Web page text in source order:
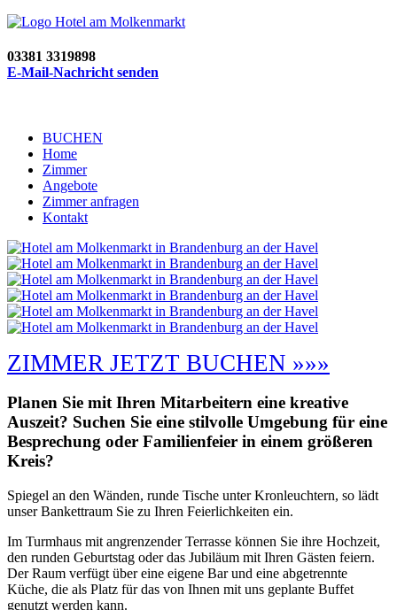
03381 3319898
E-Mail-Nachricht senden
BUCHEN
Home
Zimmer
Angebote
Zimmer anfragen
Kontakt
ZIMMER JETZT BUCHEN »»»
Planen Sie mit Ihren Mitarbeitern eine kreative
Auszeit? Suchen Sie eine stilvolle Umgebung für eine
Besprechung oder Familienfeier in einem größeren
Kreis?
Spiegel an den Wänden, runde Tische unter Kronleuchtern, so lädt
unser Bankettraum Sie zu Ihren Feierlichkeiten ein.
Im Turmhaus mit angrenzender Terrasse können Sie ihre Hochzeit,
den runden Geburtstag oder das Jubiläum mit Ihren Gästen feiern.
Der Raum verfügt über eine eigene Bar und eine abgetrennte
Küche, die als Platz für das von Ihnen mit uns geplante Buffet
genutzt werden kann.